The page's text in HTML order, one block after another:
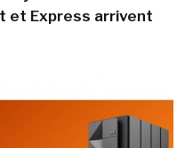
et Express arrivent